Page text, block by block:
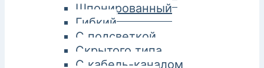
Шпонированный
Гибкий
С подсветкой
Скрытого типа
С кабель-каналом